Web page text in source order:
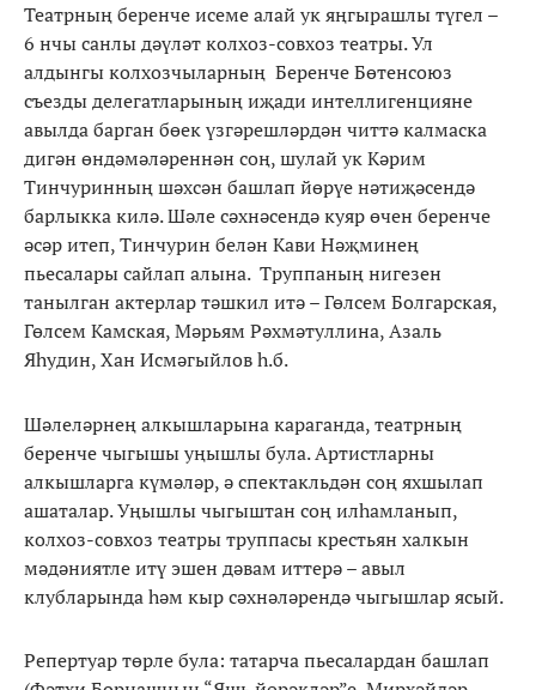
Театрның беренче исеме алай ук яңгырашлы түгел –
6 нчы санлы дәүләт колхоз-совхоз театры. Ул
алдынгы колхозчыларның Беренче Бөтенсоюз
съезды делегатларының иҗади интеллигенцияне
авылда барган бөек үзгәрешләрдән читтә калмаска
дигән өндәмәләреннән соң, шулай ук Кәрим
Тинчуринның шәхсән башлап йөрүе нәтиҗәсендә
барлыкка килә. Шәле сәхнәсендә куяр өчен беренче
әсәр итеп, Тинчурин белән Кави Нәҗминең
пьесалары сайлап алына. Труппаның нигезен
танылган актерлар тәшкил итә – Гөлсем Болгарская,
Гөлсем Камская, Мәрьям Рәхмәтуллина, Азаль
Яһудин, Хан Исмәгыйлов һ.б.
Шәлеләрнең алкышларына караганда, театрның
беренче чыгышы уңышлы була. Артистларны
алкышларга күмәләр, ә спектакльдән соң яхшылап
ашаталар. Уңышлы чыгыштан соң илһамланып,
колхоз-совхоз театры труппасы крестьян халкын
мәдәниятле итү эшен дәвам иттерә – авыл
клубларында һәм кыр сәхнәләрендә чыгышлар ясый.
Репертуар төрле була: татарча пьесалардан башлап